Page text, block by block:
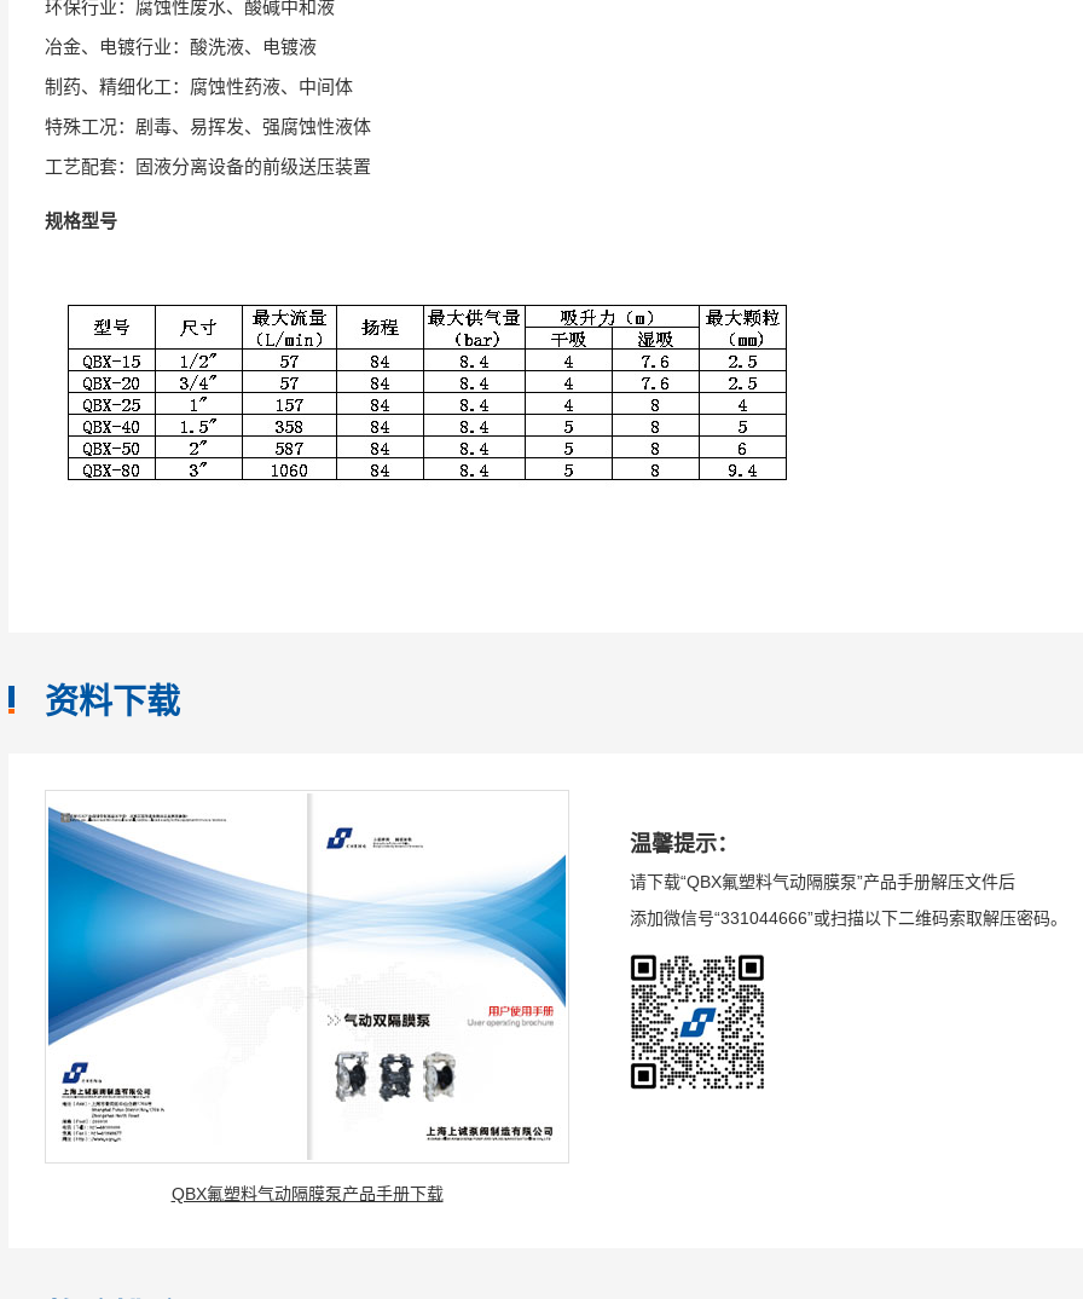
环保行业：腐蚀性废水、酸碱中和液
冶金、电镀行业：酸洗液、电镀液
制药、精细化工：腐蚀性药液、中间体
特殊工况：剧毒、易挥发、强腐蚀性液体
工艺配套：固液分离设备的前级送压装置
规格型号
资料下载
QBX氟塑料气动隔膜泵产品手册下载
温馨提示：
请下载“QBX氟塑料气动隔膜泵”产品手册解压文件后
添加微信号“331044666”或扫描以下二维码索取解压密码。